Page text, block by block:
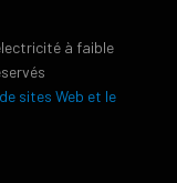
à faible
sites Web et le